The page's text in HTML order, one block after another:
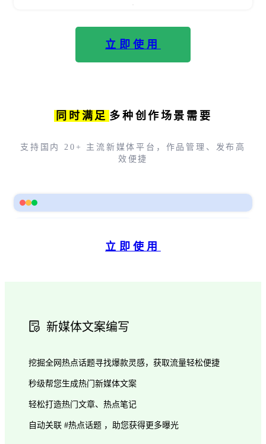
立即使用
同时满足 多种创作场景需要
支持国内 20+ 主流新媒体平台，作品管理、发布高
效便捷
立即使用
新媒体文案编写
挖掘全网热点话题寻找爆款灵感，获取流量轻松便捷
秒级帮您生成热门新媒体文案
轻松打造热门文章、热点笔记
自动关联 #热点话题 ，助您获得更多曝光